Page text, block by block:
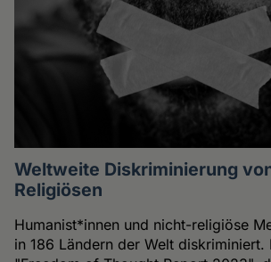
Weltweite Diskriminierung
Religiösen
Humanist*innen und nicht-religiöse
in 186 Ländern der Welt diskriminiert.